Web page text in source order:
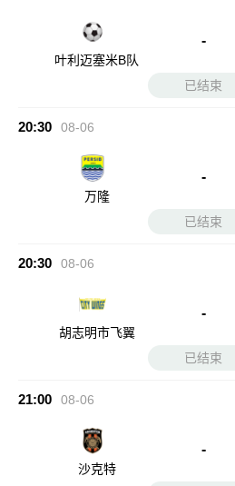
叶利迈塞米B队
-
已结束
20:30 08-06
万隆
-
已结束
20:30 08-06
胡志明市飞翼
-
已结束
21:00 08-06
沙克特
-